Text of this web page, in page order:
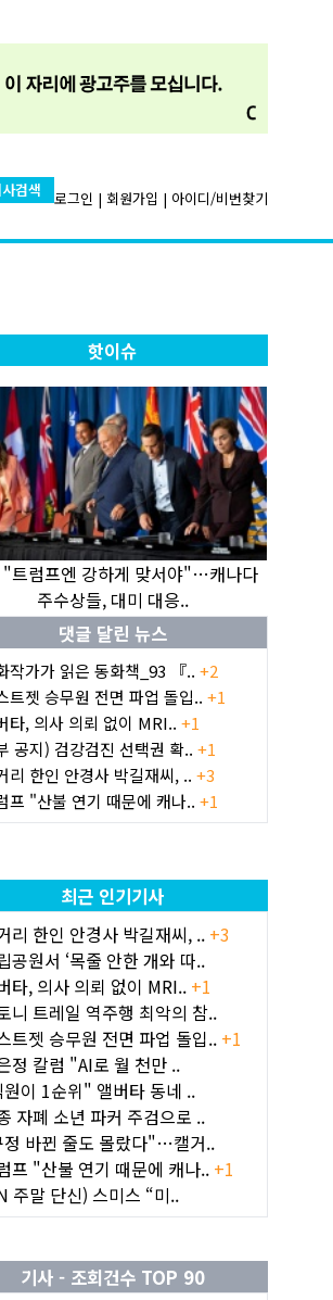
검색 로그인 | 회원가입 | 아이디/비번찾기
핫이슈
"트럼프엔 강하게 맞서야"…캐나다
주수상들, 대미 대응..
댓글 달린 뉴스
작가가 읽은 동화책_93 『.. +2
트젯 승무원 전면 파업 돌입.. +1
타, 의사 의뢰 없이 MRI.. +1
공지) 검강검진 선택권 확.. +1
리 한인 안경사 박길재씨, .. +3
프 "산불 연기 때문에 캐나.. +1
최근 인기기사
리 한인 안경사 박길재씨, .. +3
공원서 ‘목줄 안한 개와 따..
타, 의사 의뢰 없이 MRI.. +1
니 트레일 역주행 최악의 참..
트젯 승무원 전면 파업 돌입.. +1
정 칼럼 "AI로 월 천만 ..
이 1순위" 앨버타 동네 ..
자폐 소년 파커 주검으로 ..
바뀐 줄도 몰랐다"…캘거..
프 "산불 연기 때문에 캐나.. +1
주말 단신) 스미스 “미..
기사 - 조회건수 TOP 90